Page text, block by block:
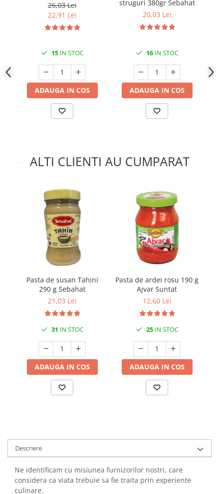
26,03 Lei
22,91 Lei
15IN STOC
ADAUGA IN COS
struguri 380gr Sebahat
20,03 Lei
16IN STOC
ADAUGA IN COS
ALTI CLIENTI AU CUMPARAT
Pasta de susan Tahini
290 g Sebahat
21,03 Lei
31 IN STOC
ADAUGA IN COS
Pasta de ardei rosu 190 g
Ajvar Suntat
12,60 Lei
25IN STOC
ADAUGA IN COS
Descriere
Ne identificam cu misiunea furnizorilor nostri, care
considera ca viata trebuie sa fie traita prin experiente
culinare.